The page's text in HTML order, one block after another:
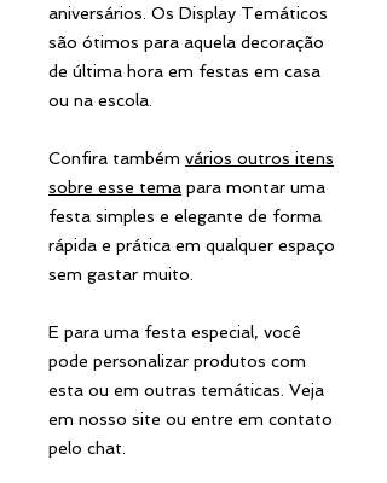
aniversários. Os Display Temáticos
são ótimos para aquela decoração
de última hora em festas em casa
ou na escola.
Confira também vários outros itens
sobre esse tema para montar uma
festa simples e elegante de forma
rápida e prática em qualquer espaço
sem gastar muito.
E para uma festa especial, você
pode personalizar produtos com
esta ou em outras temáticas. Veja
em nosso site ou entre em contato
pelo chat.